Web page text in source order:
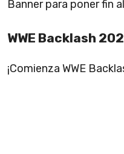
Banner para poner fin
WWE Backlash
¡Comienza WWE